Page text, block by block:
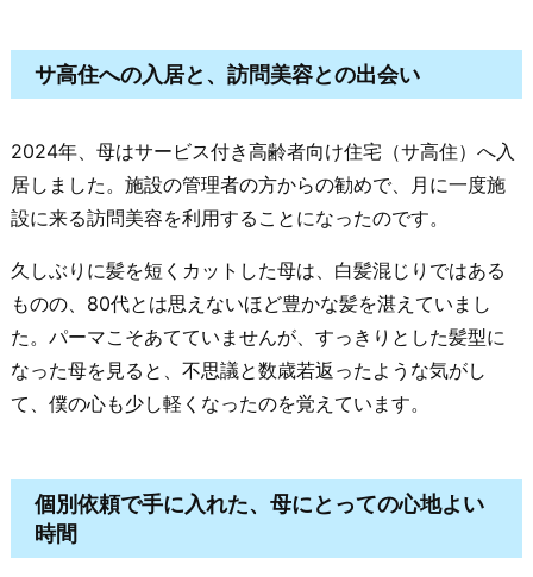
サ高住への入居と、訪問美容との出会い
2024年、母はサービス付き高齢者向け住宅（サ高住）へ入
居しました。施設の管理者の方からの勧めで、月に一度施
設に来る訪問美容を利用することになったのです。
久しぶりに髪を短くカットした母は、白髪混じりではある
ものの、80代とは思えないほど豊かな髪を湛えていまし
た。パーマこそあてていませんが、すっきりとした髪型に
なった母を見ると、不思議と数歳若返ったような気がし
て、僕の心も少し軽くなったのを覚えています。
個別依頼で手に入れた、母にとっての心地よい
時間